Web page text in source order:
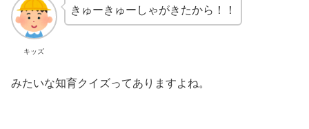
キッズ
きゅーきゅーしゃがきたから！！
みたいな知育クイズってありますよね。